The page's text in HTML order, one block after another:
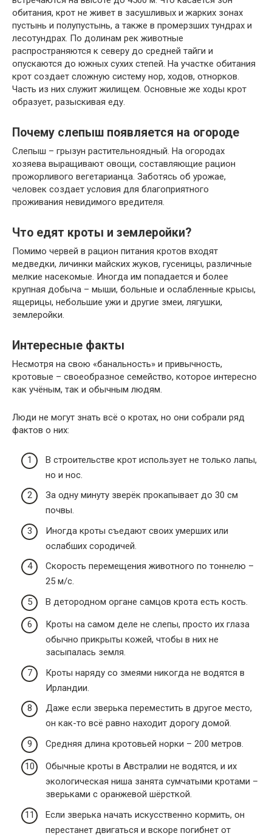
обитания, крот не живет в засушливых и жарких зонах
пустынь и полупустынь, а также в промерзших тундрах и
лесотундрах. По долинам рек животные
распространяются к северу до средней тайги и
опускаются до южных сухих степей. На участке обитания
крот создает сложную систему нор, ходов, отнорков.
Часть из них служит жилищем. Основные же ходы крот
образует, разыскивая еду.
Почему слепыш появляется на огороде
Слепыш – грызун растительноядный. На огородах
хозяева выращивают овощи, составляющие рацион
прожорливого вегетарианца. Заботясь об урожае,
человек создает условия для благоприятного
проживания невидимого вредителя.
Что едят кроты и землеройки?
Помимо червей в рацион питания кротов входят
медведки, личинки майских жуков, гусеницы, различные
мелкие насекомые. Иногда им попадается и более
крупная добыча – мыши, больные и ослабленные крысы,
ящерицы, небольшие ужи и другие змеи, лягушки,
землеройки.
Интересные факты
Несмотря на свою «банальность» и привычность,
кротовые – своеобразное семейство, которое интересно
как учёным, так и обычным людям.
Люди не могут знать всё о кротах, но они собрали ряд
фактов о них:
В строительстве крот использует не только лапы,
но и нос.
За одну минуту зверёк прокапывает до 30 см
почвы.
Иногда кроты съедают своих умерших или
ослабших сородичей.
Скорость перемещения животного по тоннелю –
25 м/с.
В детородном органе самцов крота есть кость.
Кроты на самом деле не слепы, просто их глаза
обычно прикрыты кожей, чтобы в них не
засыпалась земля.
Кроты наряду со змеями никогда не водятся в
Ирландии.
Даже если зверька переместить в другое место,
он как-то всё равно находит дорогу домой.
Средняя длина кротовьей норки – 200 метров.
Обычные кроты в Австралии не водятся, и их
экологическая ниша занята сумчатыми кротами –
зверьками с оранжевой шёрсткой.
Если зверька начать искусственно кормить, он
перестанет двигаться и вскоре погибнет от